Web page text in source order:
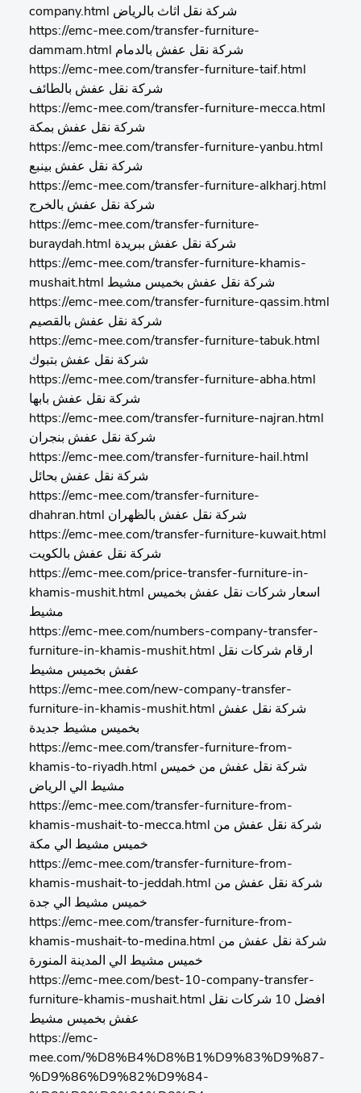
company.html شركة نقل اثاث بالرياض
https://emc-mee.com/transfer-furniture-
dammam.html شركة نقل عفش بالدمام
https://emc-mee.com/transfer-furniture-taif.html
شركة نقل عفش بالطائف
https://emc-mee.com/transfer-furniture-mecca.html
شركة نقل عفش بمكة
https://emc-mee.com/transfer-furniture-yanbu.html
شركة نقل عفش بينبع
https://emc-mee.com/transfer-furniture-alkharj.html
شركة نقل عفش بالخرج
https://emc-mee.com/transfer-furniture-
buraydah.html شركة نقل عفش ببريدة
https://emc-mee.com/transfer-furniture-khamis-
mushait.html شركة نقل عفش بخميس مشيط
https://emc-mee.com/transfer-furniture-qassim.html
شركة نقل عفش بالقصيم
https://emc-mee.com/transfer-furniture-tabuk.html
شركة نقل عفش بتبوك
https://emc-mee.com/transfer-furniture-abha.html
شركة نقل عفش بابها
https://emc-mee.com/transfer-furniture-najran.html
شركة نقل عفش بنجران
https://emc-mee.com/transfer-furniture-hail.html
شركة نقل عفش بحائل
https://emc-mee.com/transfer-furniture-
dhahran.html شركة نقل عفش بالظهران
https://emc-mee.com/transfer-furniture-kuwait.html
شركة نقل عفش بالكويت
https://emc-mee.com/price-transfer-furniture-in-
khamis-mushit.html اسعار شركات نقل عفش بخميس
مشيط
https://emc-mee.com/numbers-company-transfer-
furniture-in-khamis-mushit.html ارقام شركات نقل
عفش بخميس مشيط
https://emc-mee.com/new-company-transfer-
furniture-in-khamis-mushit.html شركة نقل عفش
بخميس مشيط جديدة
https://emc-mee.com/transfer-furniture-from-
khamis-to-riyadh.html شركة نقل عفش من خميس
مشيط الي الرياض
https://emc-mee.com/transfer-furniture-from-
khamis-mushait-to-mecca.html شركة نقل عفش من
خميس مشيط الي مكة
https://emc-mee.com/transfer-furniture-from-
khamis-mushait-to-jeddah.html شركة نقل عفش من
خميس مشيط الي جدة
https://emc-mee.com/transfer-furniture-from-
khamis-mushait-to-medina.html شركة نقل عفش من
خميس مشيط الي المدينة المنورة
https://emc-mee.com/best-10-company-transfer-
furniture-khamis-mushait.html افضل 10 شركات نقل
عفش بخميس مشيط
https://emc-
mee.com/%D8%B4%D8%B1%D9%83%D9%87-
%D9%86%D9%82%D9%84-